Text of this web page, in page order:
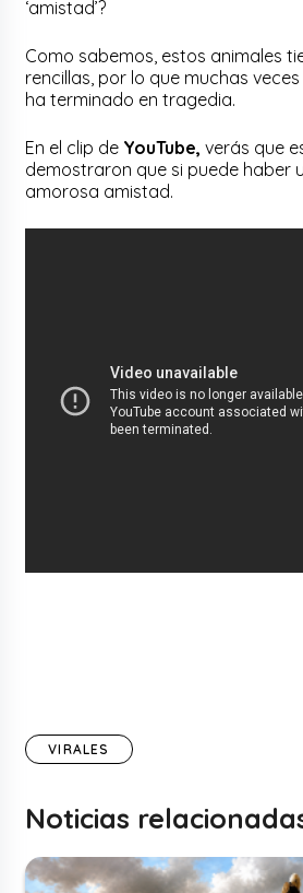
‘amistad’?
Como sabemos, estos animales
rencillas, por lo que muchas
ha terminado en tragedia.
En el clip de YouTube, verás que
demostraron que si puede haber
amorosa amistad.
VIRALES
Noticias